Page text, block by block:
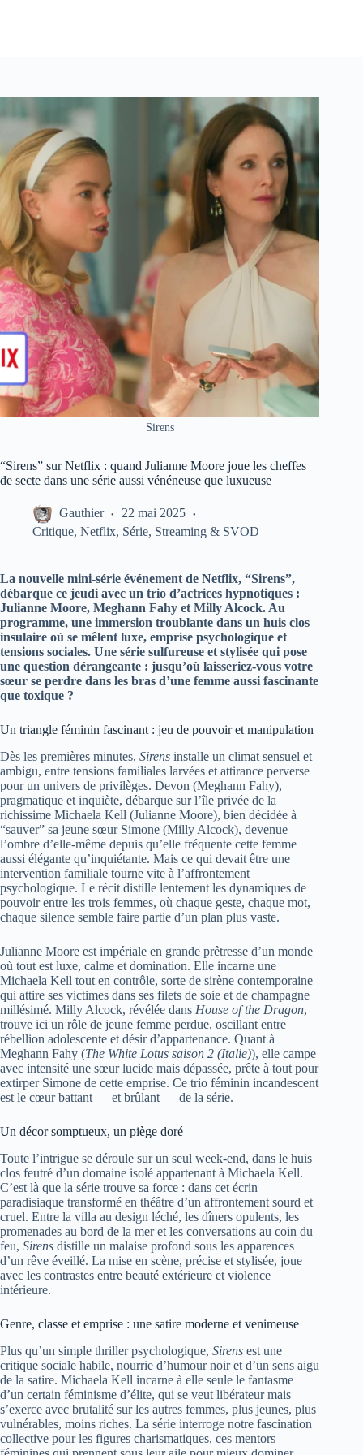
Sirens
“Sirens” sur Netflix : quand Julianne Moore joue les cheffes
de secte dans une série aussi vénéneuse que luxueuse
Gauthier
22 mai 2025
Critique, Netflix, Série, Streaming & SVOD
La nouvelle mini-série événement de Netflix, “Sirens”,
débarque ce jeudi avec un trio d’actrices hypnotiques :
Julianne Moore, Meghann Fahy et Milly Alcock. Au
programme, une immersion troublante dans un huis clos
insulaire où se mêlent luxe, emprise psychologique et
tensions sociales. Une série sulfureuse et stylisée qui pose
une question dérangeante : jusqu’où laisseriez-vous votre
sœur se perdre dans les bras d’une femme aussi fascinante
que toxique ?
Un triangle féminin fascinant : jeu de pouvoir et manipulation
Dès les premières minutes, Sirens installe un climat sensuel et
ambigu, entre tensions familiales larvées et attirance perverse
pour un univers de privilèges. Devon (Meghann Fahy),
pragmatique et inquiète, débarque sur l’île privée de la
richissime Michaela Kell (Julianne Moore), bien décidée à
“sauver” sa jeune sœur Simone (Milly Alcock), devenue
l’ombre d’elle-même depuis qu’elle fréquente cette femme
aussi élégante qu’inquiétante. Mais ce qui devait être une
intervention familiale tourne vite à l’affrontement
psychologique. Le récit distille lentement les dynamiques de
pouvoir entre les trois femmes, où chaque geste, chaque mot,
chaque silence semble faire partie d’un plan plus vaste.
Julianne Moore est impériale en grande prêtresse d’un monde
où tout est luxe, calme et domination. Elle incarne une
Michaela Kell tout en contrôle, sorte de sirène contemporaine
qui attire ses victimes dans ses filets de soie et de champagne
millésimé. Milly Alcock, révélée dans House of the Dragon,
trouve ici un rôle de jeune femme perdue, oscillant entre
rébellion adolescente et désir d’appartenance. Quant à
Meghann Fahy (The White Lotus saison 2 (Italie)), elle campe
avec intensité une sœur lucide mais dépassée, prête à tout pour
extirper Simone de cette emprise. Ce trio féminin incandescent
est le cœur battant — et brûlant — de la série.
Un décor somptueux, un piège doré
Toute l’intrigue se déroule sur un seul week-end, dans le huis
clos feutré d’un domaine isolé appartenant à Michaela Kell.
C’est là que la série trouve sa force : dans cet écrin
paradisiaque transformé en théâtre d’un affrontement sourd et
cruel. Entre la villa au design léché, les dîners opulents, les
promenades au bord de la mer et les conversations au coin du
feu, Sirens distille un malaise profond sous les apparences
d’un rêve éveillé. La mise en scène, précise et stylisée, joue
avec les contrastes entre beauté extérieure et violence
intérieure.
Genre, classe et emprise : une satire moderne et venimeuse
Plus qu’un simple thriller psychologique, Sirens est une
critique sociale habile, nourrie d’humour noir et d’un sens aigu
de la satire. Michaela Kell incarne à elle seule le fantasme
d’un certain féminisme d’élite, qui se veut libérateur mais
s’exerce avec brutalité sur les autres femmes, plus jeunes, plus
vulnérables, moins riches. La série interroge notre fascination
collective pour les figures charismatiques, ces mentors